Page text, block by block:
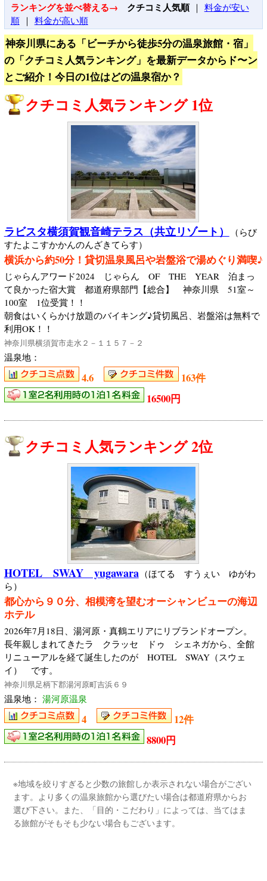
ランキングを並べ替える→ クチコミ人気順｜ 料金が安い
順｜ 料金が高い順
神奈川県にある「ビーチから徒歩5分の温泉旅館・宿」
の「クチコミ人気ランキング」を最新データからド〜ン
とご紹介！今日の1位はどの温泉宿か？
クチコミ人気ランキング 1位
ラビスタ横須賀観音崎テラス（共立リゾート）
（らび
すたよこすかかんのんざきてらす）
横浜から約50分！貸切温泉風呂や岩盤浴で湯めぐり満喫♪
じゃらんアワード2024 じゃらん OF THE YEAR 泊まっ
て良かった宿大賞 都道府県部門【総合】 神奈川県 51室～
100室 1位受賞！！
朝食はいくらかけ放題のバイキング♪貸切風呂、岩盤浴は無料で
利用OK！！
神奈川県横須賀市走水２－１１５７－２
温泉地：
4.6
163件
16500円
クチコミ人気ランキング 2位
HOTEL SWAY yugawara （ほてる すうぇい ゆがわ
ら）
都心から９０分、相模湾を望むオーシャンビューの海辺
ホテル
2026年7月18日、湯河原・真鶴エリアにリブランドオープン。
長年親しまれてきたラ クラッセ ドゥ シェネガから、全館
リニューアルを経て誕生したのが HOTEL SWAY（スウェ
イ） です。
神奈川県足柄下郡湯河原町吉浜６９
温泉地： 湯河原温泉
4
12件
8800円
※地域を絞りすぎると少数の旅館しか表示されない場合がござい
ます。より多くの温泉旅館から選びたい場合は都道府県からお
選び下さい。また、「目的・こだわり」によっては、当てはま
る旅館がそもそも少ない場合もございます。